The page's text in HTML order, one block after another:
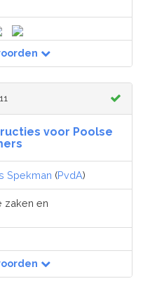
voor Poolse
Spekman (PvdA)
zaken en